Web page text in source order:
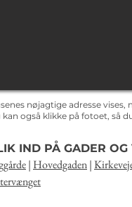
nøjagtige adresse
kan også klikke på fotoet, så
IND PÅ GADER
| Hovedgaden|